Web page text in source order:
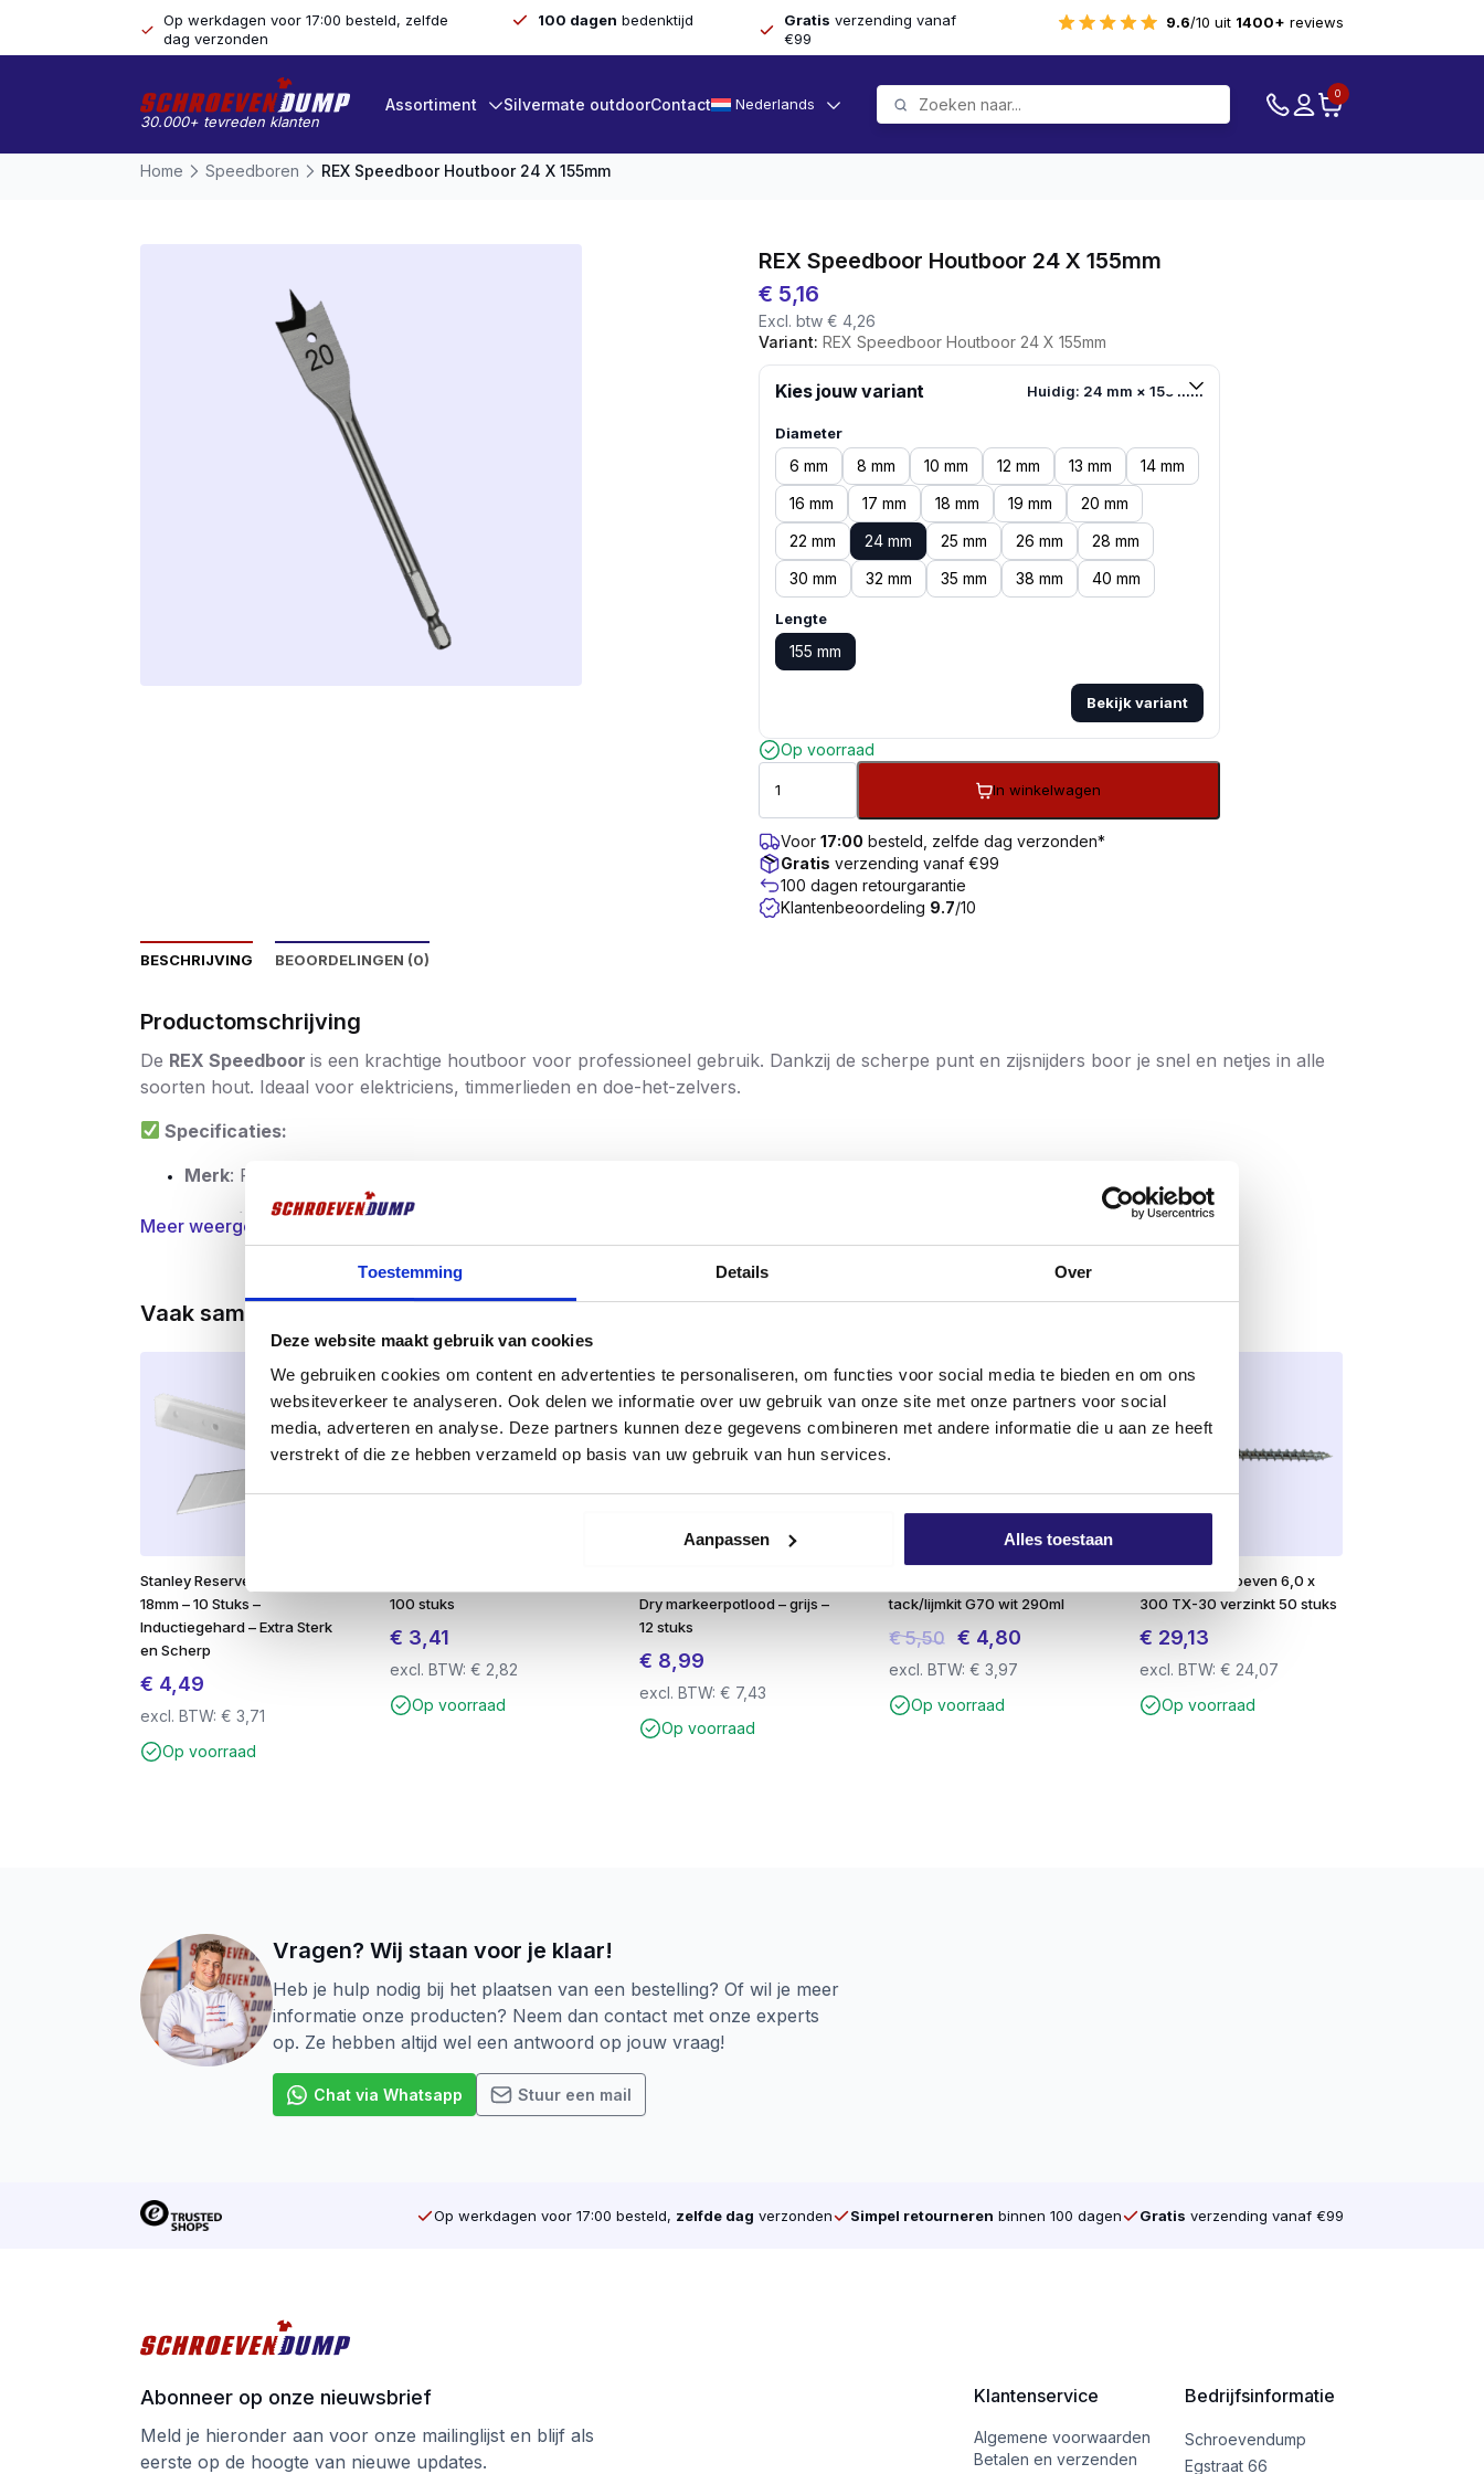
Toestemming Details Over
Deze website maakt gebruik van cookies
We gebruiken cookies om content en advertenties te personaliseren, om functies voor social media te bieden en om ons
websiteverkeer te analyseren. Ook delen we informatie over uw gebruik van onze site met onze partners voor social
media, adverteren en analyse. Deze partners kunnen deze gegevens combineren met andere informatie die u aan ze heeft
verstrekt of die ze hebben verzameld op basis van uw gebruik van hun services.
Aanpassen Alles toestaan
Op werkdagen voor 17:00 besteld, zelfde
dag verzonden
100 dagen bedenktijd Gratis verzending vanaf
€99
9.6/10 uit 1400+ reviews
30.000+ tevreden klanten
Assortiment Silvermate outdoorContact Nederlands
0
Home Speedboren REX Speedboor Houtboor 24 X 155mm
REX Speedboor Houtboor 24 X 155mm
€ 5,16
Excl. btw € 4,26
Variant: REX Speedboor Houtboor 24 X 155mm
Kies jouw variant Huidig: 24 mm × 155 mm
Diameter
6 mm 8 mm 10 mm 12 mm 13 mm
14 mm
16 mm
17 mm 18 mm 19 mm
20 mm
22 mm
24 mm 25 mm 26 mm
28 mm
30 mm
32 mm 35 mm 38 mm 40 mm
Lengte
155 mm
Bekijk variant
Op voorraad
In winkelwagen
Voor 17:00 besteld, zelfde dag verzonden*
Gratis verzending vanaf €99
100 dagen retourgarantie
Klantenbeoordeling 9.7/10
BESCHRIJVING BEOORDELINGEN (0)
Productomschrijving
De REX Speedboor is een krachtige houtboor voor professioneel gebruik. Dankzij de scherpe punt en zijsnijders boor je snel en netjes in alle
soorten hout. Ideaal voor elektriciens, timmerlieden en doe-het-zelvers.
Specificaties:
Merk: REX
Materiaal : Chroom-vanadiumstaal (CrV)
: 1/4″ Quicklock schacht
Toepassing: Zacht- en hardhout, MDF, spaanplaat
Meer weergeven
Vaak samen gekocht
​Stanley Reserve Afbreekmes
18mm – 10 Stuks –
Inductiegehard – Extra Sterk
en Scherp
€ 4,49
excl. BTW: € 3,71
Op voorraad
100 stuks
€ 3,41
excl. BTW:€ 2,82
Op voorraad
Dry markeerpotlood – grijs –
12 stuks
€ 8,99
excl. BTW:€ 7,43
Op voorraad
Meest verkocht
tack/lijmkit G70 wit 290ml
€5,50 Oorspronkelijke
prijs
was:
€ 4,80
excl. BTW:€ 3,97
Op voorraad
Tellerkopschroeven 6,0 x
300 TX-30 verzinkt 50 stuks
€ 29,13
excl. BTW: € 24,07
Op voorraad
Vragen? Wij staan voor je klaar!
Heb je hulp nodig bij het plaatsen van een bestelling? Of wil je meer
informatie onze producten? Neem dan contact met onze experts
op. Ze hebben altijd wel een antwoord op jouw vraag!
Chat via Whatsapp Stuur een mail
Op werkdagen voor 17:00 besteld, zelfde dag verzonden Simpel retourneren binnen 100 dagen Gratis verzending vanaf €99
Abonneer op onze nieuwsbrief
Meld je hieronder aan voor onze mailinglijst en blijf als
eerste op de hoogte van nieuwe updates.
Klantenservice
Algemene voorwaarden
Betalen en verzenden
Bedrijfsinformatie
Schroevendump
Egstraat 66